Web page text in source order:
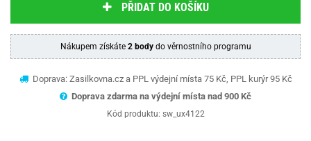
PŘIDAT DO KOŠÍKU
Nákupem získáte 2 bodydo věrnostního programu
Doprava: Zasilkovna.cz a PPL výdejní místa 75 Kč, PPL kurýr 95 Kč
Doprava zdarma na výdejní místa nad 900 Kč
Kód produktu: sw_ux4122